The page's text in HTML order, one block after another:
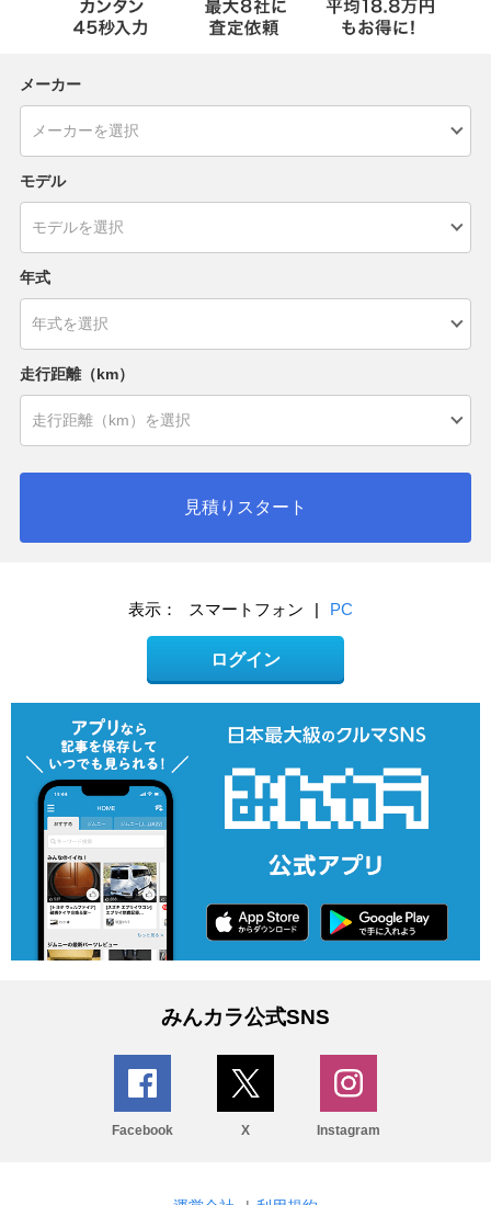
メーカー
モデル
年式
走行距離（km）
見積りスタート
表示： スマートフォン | PC
ログイン
みんカラ公式SNS
Facebook X Instagram